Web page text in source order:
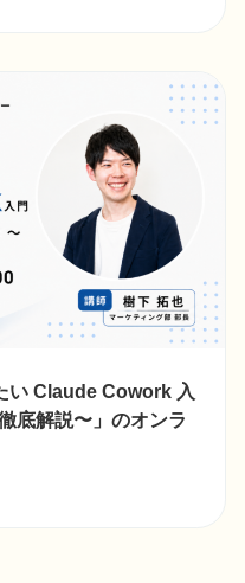
い Claude Cowork 入
底解説〜」のオンラ